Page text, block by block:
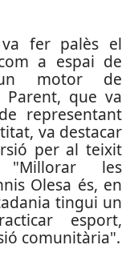
fer palès el
a espai de
motor de
Parent, que va
representant
va destacar
per al teixit
les
Olesa és, en
tingui un
esport,
comunitària".